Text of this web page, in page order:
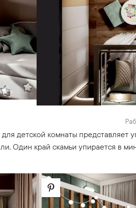
детской комнаты представляет
Один край скамьи упирается в